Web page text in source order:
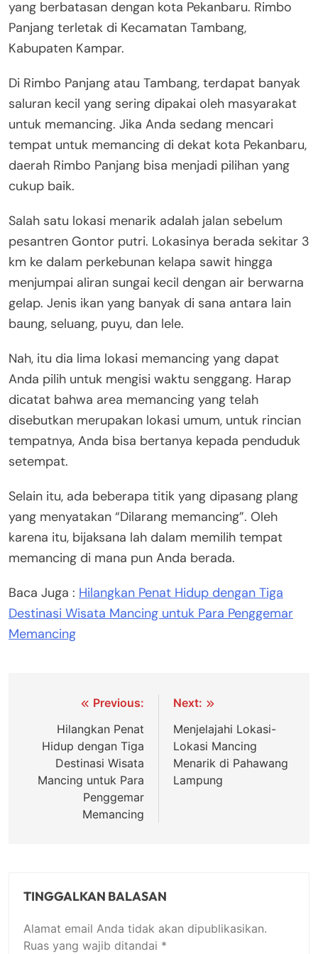
yang berbatasan dengan kota Pekanbaru. Rimbo
Panjang terletak di Kecamatan Tambang,
Kabupaten Kampar.
Di Rimbo Panjang atau Tambang, terdapat banyak
saluran kecil yang sering dipakai oleh masyarakat
untuk memancing. Jika Anda sedang mencari
tempat untuk memancing di dekat kota Pekanbaru,
daerah Rimbo Panjang bisa menjadi pilihan yang
cukup baik.
Salah satu lokasi menarik adalah jalan sebelum
pesantren Gontor putri. Lokasinya berada sekitar 3
km ke dalam perkebunan kelapa sawit hingga
menjumpai aliran sungai kecil dengan air berwarna
gelap. Jenis ikan yang banyak di sana antara lain
baung, seluang, puyu, dan lele.
Nah, itu dia lima lokasi memancing yang dapat
Anda pilih untuk mengisi waktu senggang. Harap
dicatat bahwa area memancing yang telah
disebutkan merupakan lokasi umum, untuk rincian
tempatnya, Anda bisa bertanya kepada penduduk
setempat.
Selain itu, ada beberapa titik yang dipasang plang
yang menyatakan “Dilarang memancing”. Oleh
karena itu, bijaksana lah dalam memilih tempat
memancing di mana pun Anda berada.
Baca Juga : Hilangkan Penat Hidup dengan Tiga
Destinasi Wisata Mancing untuk Para Penggemar
Memancing
NavigasiPrevious:
Hilangkan Penat
Hidup dengan Tiga
Destinasi Wisata
Mancing untuk Para
Penggemar
Memancing
Next:
Menjelajahi Lokasi-
Lokasi Mancing
Menarik di Pahawang
Lampung
TINGGALKAN BALASAN
Alamat email Anda tidak akan dipublikasikan.
Ruas yang wajib ditandai *